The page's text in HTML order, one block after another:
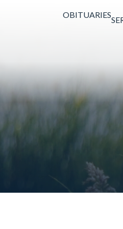
OBITUARIES